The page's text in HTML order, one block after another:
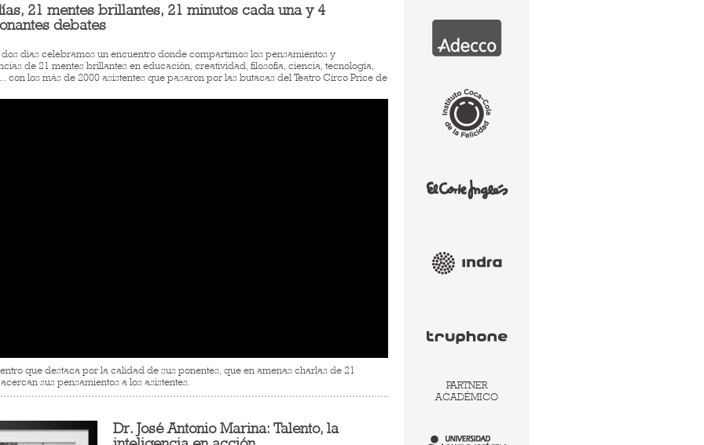
21 mentes brillantes, 21 minutos cada una y 4
debates
días celebramos un encuentro donde compartimos los pensamientos y
de 21 mentes brillantes en educación, creatividad, filosofía, ciencia, tecnología,
con los más de 2000 asistentes que pasaron por las butacas del Teatro Circo Price de
que destaca por la calidad de sus ponentes, que en amenas charlas de 21
sus pensamientos a los asistentes.
Dr. José Antonio Marina: Talento, la
PARTNER
ACADÉMICO